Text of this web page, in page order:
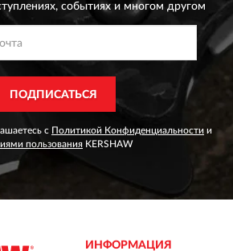
событиях и многом другом
ПОДПИСАТЬСЯ
с Политикой Конфиденциальности и
пользования KERSHAW
ИНФОРМАЦИЯ